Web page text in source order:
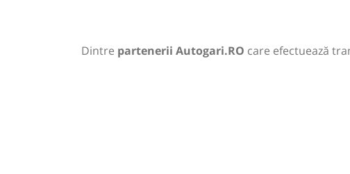
Dintre partenerii Autogari.RO care efectuează